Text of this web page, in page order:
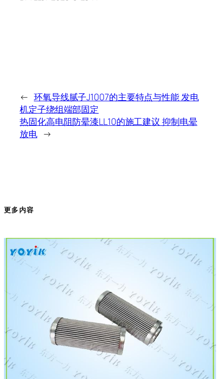
← 环氧导线腻子J1007的主要特点与性能 发电
机定子绕组端部固定
热固化高电阻防晕漆LL10的施工建议 抑制电晕
放电 →
更多内容